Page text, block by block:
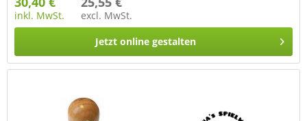
inkl. MwSt.
excl. MwSt.
Jetzt online gestalten